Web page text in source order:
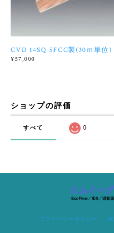
CVD 14SQ SFCC製(30ｍ単位)
¥57,000
ショップの評価
すべて 0
プライバシーポリシー